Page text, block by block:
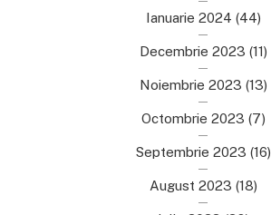
Ianuarie 2024 (44)
Decembrie 2023 (11)
Noiembrie 2023 (13)
Octombrie 2023 (7)
Septembrie 2023 (16)
August 2023 (18)